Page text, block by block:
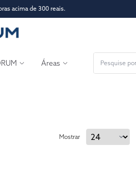
acima de 300 reais.
Áreas
Mostrar